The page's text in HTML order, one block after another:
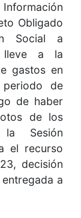
Obligado
Social a
lleve a la
gastos en
de
de haber
de los
la Sesión
el recurso
decisión
a